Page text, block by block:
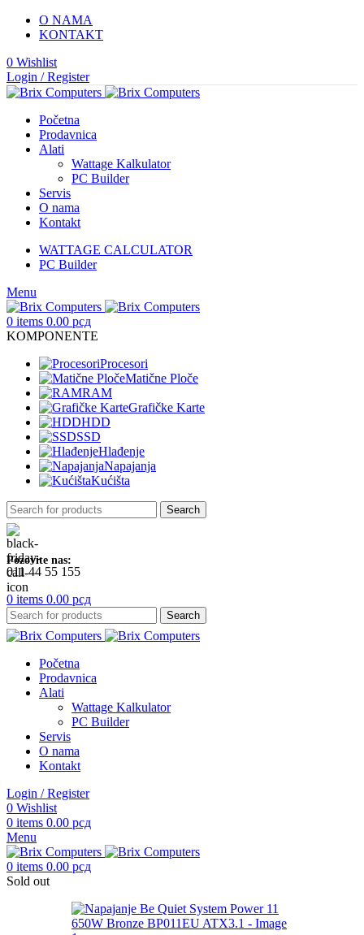
O NAMA
KONTAKT
0 Wishlist
Login / Register
Početna
Prodavnica
Alati
Wattage Kalkulator
PC Builder
Servis
O nama
Kontakt
WATTAGE CALCULATOR
PC Builder
Menu
0 items 0.00 рсд
KOMPONENTE
Procesori
Matične Ploče
RAM
Grafičke Karte
HDD
SSD
Hlađenje
Napajanja
Kućišta
Search
Pozovite nas:
011 44 55 155
0 items 0.00 рсд
Search
Početna
Prodavnica
Alati
Wattage Kalkulator
PC Builder
Servis
O nama
Kontakt
Login / Register
0 Wishlist
0 items 0.00 рсд
Menu
0 items 0.00 рсд
Sold out